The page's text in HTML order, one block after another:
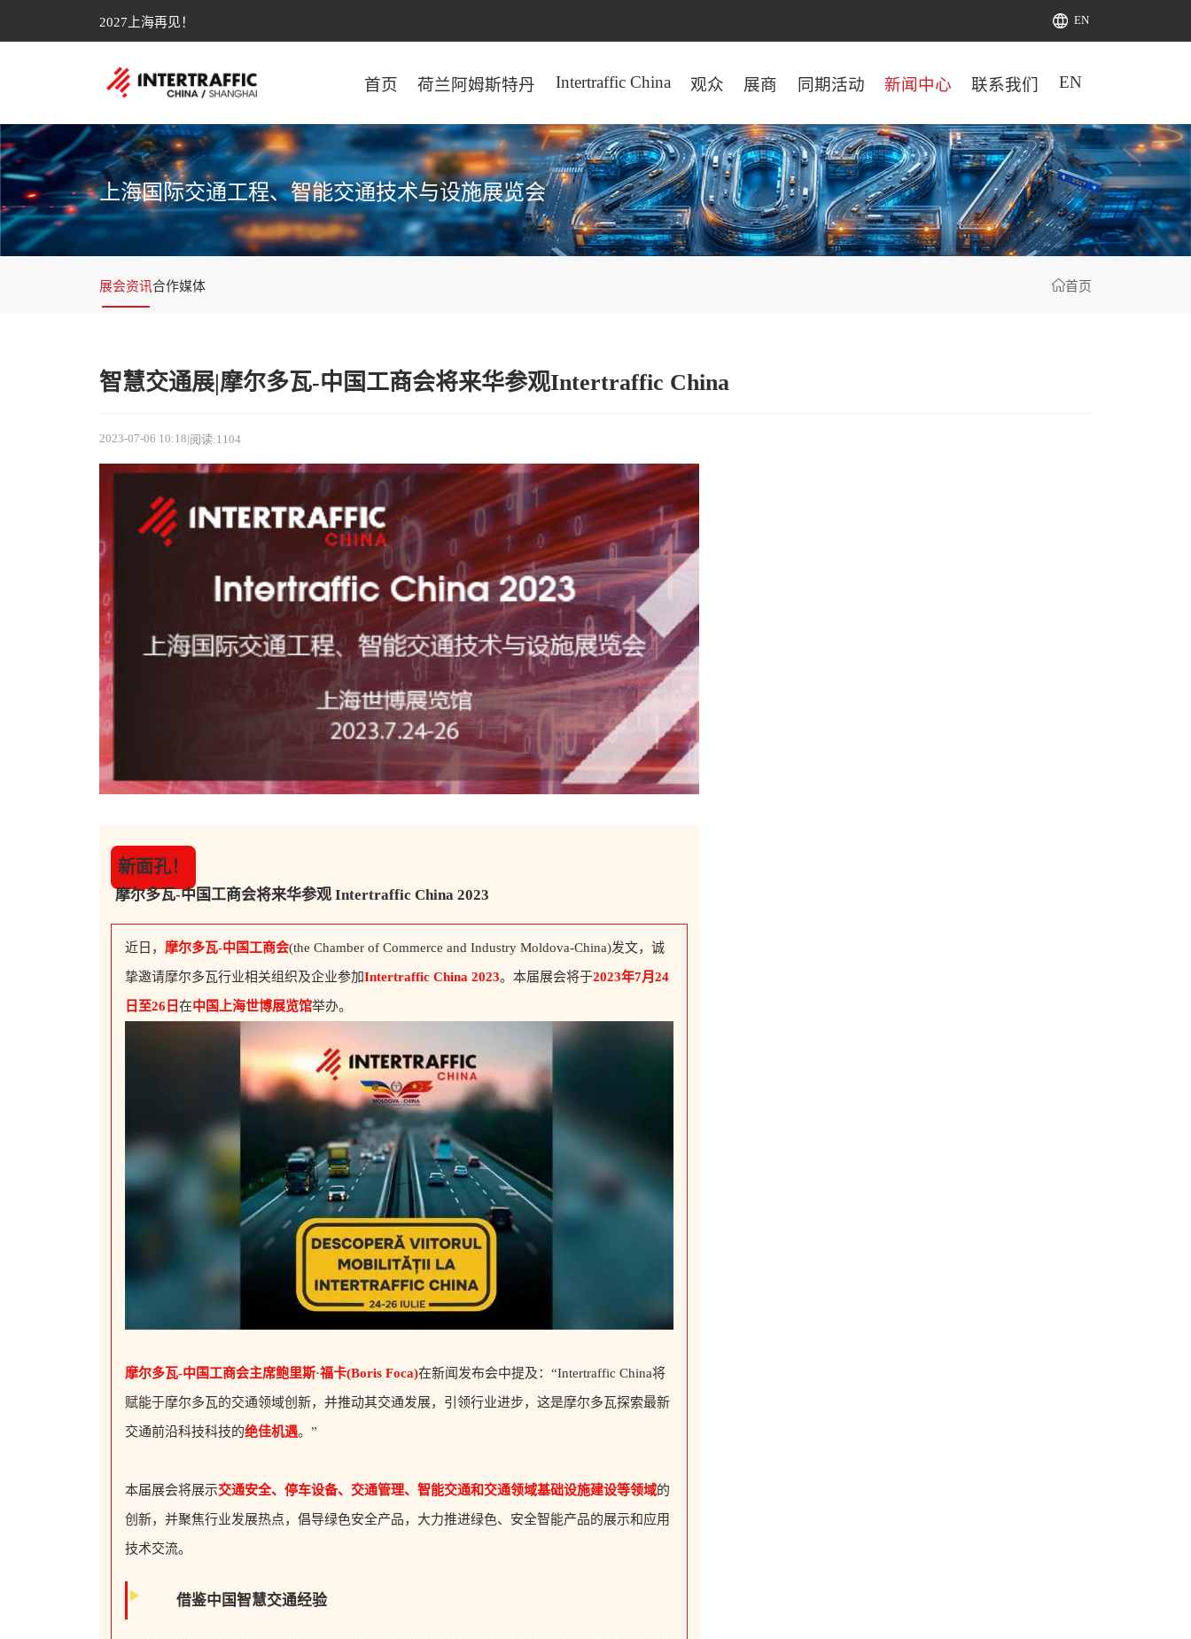
2027上海再见！ EN
首页 荷兰阿姆斯特丹 Intertraffic China 观众 展商 同期活动 新闻中心 联系我们 EN
上海国际交通工程、智能交通技术与设施展览会
展会资讯合作媒体 首页
智慧交通展|摩尔多瓦-中国工商会将来华参观Intertraffic China
2023-07-06 10:18|阅读:1104
新面孔！
摩尔多瓦-中国工商会将来华参观 Intertraffic China 2023
近日， 摩尔多瓦-中国工商会(the Chamber of Commerce and Industry Moldova-China)发文，诚
挚邀请摩尔多瓦行业相关组织及企业参加Intertraffic China 2023。本届展会将于2023年7月24
日 至26日在中国上海世博展览馆举办。
摩尔多瓦-中国工商会主席鲍里斯·福卡(Boris Foca)在新闻发布会中提及：“Intertraffic China将
赋能于摩尔多瓦的交通领域创新，并推动其交通发展，引领行业进步，这是摩尔多瓦探索最新
交通前沿科技科技的绝佳机遇。”
本届展会将展示交通安全、停车设备、交通管理、智能交通和交通领域基础设施建设等领域的
创新，并聚焦行业发展热点，倡导绿色安全产品，大力推进绿色、安全智能产品的展示和应用
技术交流。
借鉴中国智慧交通经验